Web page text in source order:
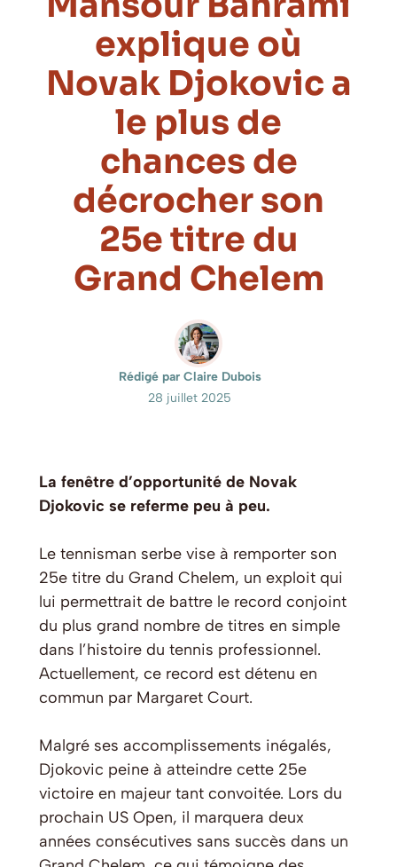
explique où
Novak Djokovic a
le plus de
chances de
décrocher son
25e titre du
Grand Chelem
Rédigé par Claire Dubois
28 juillet 2025
La fenêtre d’opportunité de Novak
Djokovic se referme peu à peu.
Le tennisman serbe vise à remporter son
25e titre du Grand Chelem, un exploit qui
lui permettrait de battre le record conjoint
du plus grand nombre de titres en simple
dans l’histoire du tennis professionnel.
Actuellement, ce record est détenu en
commun par Margaret Court.
Malgré ses accomplissements inégalés,
Djokovic peine à atteindre cette 25e
victoire en majeur tant convoitée. Lors du
prochain US Open, il marquera deux
années consécutives sans succès dans un